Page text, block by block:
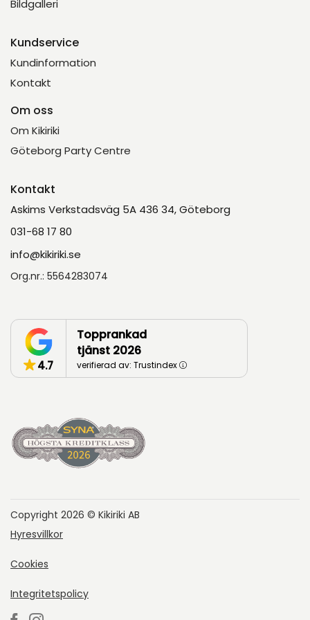
Bildgalleri
Kundservice
Kundinformation
Kontakt
Om oss
Om Kikiriki
Göteborg Party Centre
Kontakt
Askims Verkstadsväg 5A 436 34, Göteborg
031-68 17 80
info@kikiriki.se
Org.nr.: 5564283074
4.7
Topprankad
tjänst 2026
verifierad av: Trustindex
Copyright 2026 © Kikiriki AB
Hyresvillkor
Cookies
Integritetspolicy